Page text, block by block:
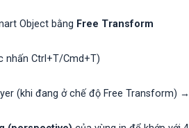
Object bằng Free Transform
nhấn Ctrl+T/Cmd+T)
(khi đang ở chế độ Free Transform) →